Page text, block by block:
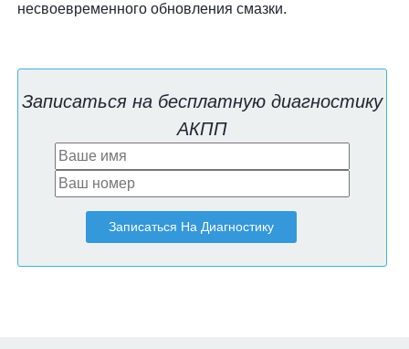
несвоевременного обновления смазки.
Записаться на бесплатную диагностику
АКПП